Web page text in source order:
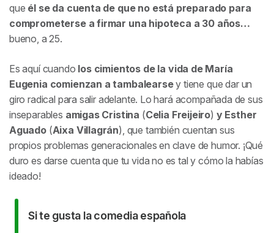
que él se da cuenta de que no está preparado para
comprometerse a firmar una hipoteca a 30 años…
bueno, a 25.
Es aquí cuando los cimientos de la vida de María
Eugenia comienzan a tambalearsey tiene que dar un
giro radical para salir adelante. Lo hará acompañada de sus
inseparables amigas Cristina (Celia Freijeiro) y Esther
Aguado(Aixa Villagrán), que también cuentan sus
propios problemas generacionales en clave de humor. ¡Qué
duro es darse cuenta que tu vida no es tal y cómo la habías
ideado!
Si te gusta la comedia española